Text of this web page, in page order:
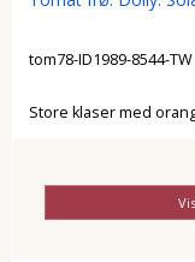
tom78-ID1989-8544-TW
Store klaser med